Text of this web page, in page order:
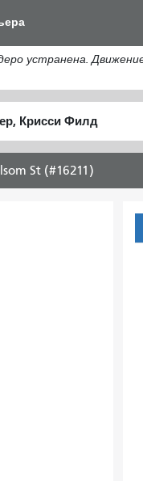
Движение
я
хочу
St (#16211)